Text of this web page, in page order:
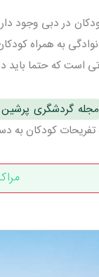
در دبی وجود
به همراه
است که حتما باید
مجله گردشگری
کودکان به